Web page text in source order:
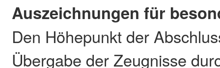
Auszeichnungen für
Den Höhepunkt der
Übergabe der Zeugnisse